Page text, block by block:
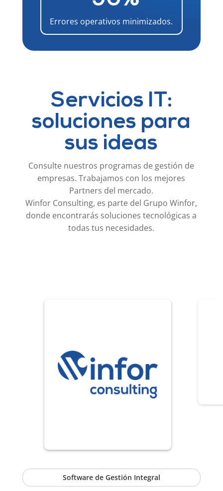
Errores operativos minimizados.
Servicios IT:
soluciones para
sus ideas
Consulte nuestros programas de gestión de
empresas. Trabajamos con los mejores
Partners del mercado.
Winfor Consulting, es parte del Grupo Winfor,
donde encontrarás soluciones tecnológicas a
todas tus necesidades.
Software de Gestión Integral